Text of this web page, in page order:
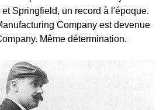
Springfield, un record à l'époque.
Company est devenue
Même détermination.